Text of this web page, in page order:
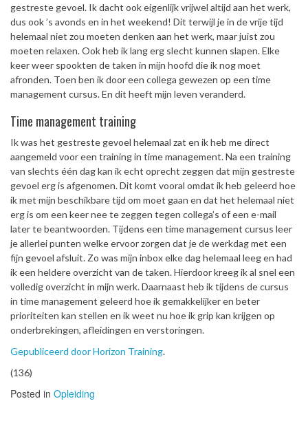
gestreste gevoel. Ik dacht ook eigenlijk vrijwel altijd aan het werk,
dus ook ’s avonds en in het weekend! Dit terwijl je in de vrije tijd
helemaal niet zou moeten denken aan het werk, maar juist zou
moeten relaxen. Ook heb ik lang erg slecht kunnen slapen. Elke
keer weer spookten de taken in mijn hoofd die ik nog moet
afronden. Toen ben ik door een collega gewezen op een time
management cursus. En dit heeft mijn leven veranderd.
Time management training
Ik was het gestreste gevoel helemaal zat en ik heb me direct
aangemeld voor een training in time management. Na een training
van slechts één dag kan ik echt oprecht zeggen dat mijn gestreste
gevoel erg is afgenomen. Dit komt vooral omdat ik heb geleerd hoe
ik met mijn beschikbare tijd om moet gaan en dat het helemaal niet
erg is om een keer nee te zeggen tegen collega’s of een e-mail
later te beantwoorden. Tijdens een time management cursus leer
je allerlei punten welke ervoor zorgen dat je de werkdag met een
fijn gevoel afsluit. Zo was mijn inbox elke dag helemaal leeg en had
ik een heldere overzicht van de taken. Hierdoor kreeg ik al snel een
volledig overzicht in mijn werk. Daarnaast heb ik tijdens de cursus
in time management geleerd hoe ik gemakkelijker en beter
prioriteiten kan stellen en ik weet nu hoe ik grip kan krijgen op
onderbrekingen, afleidingen en verstoringen.
Gepubliceerd door Horizon Training.
(136)
Posted in Opleiding